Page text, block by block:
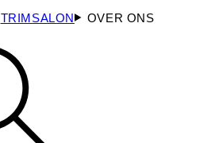
TRIMSALON
OVER ONS